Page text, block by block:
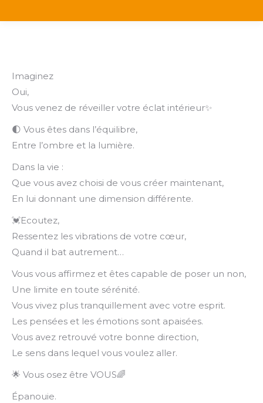
Imaginez
Oui,
Vous venez de réveiller votre éclat intérieur✨
🌓 Vous êtes dans l’équilibre,
Entre l’ombre et la lumière.
Dans la vie :
Que vous avez choisi de vous créer maintenant,
En lui donnant une dimension différente.
💓Ecoutez,
Ressentez les vibrations de votre cœur,
Quand il bat autrement…
Vous vous affirmez et êtes capable de poser un non,
Une limite en toute sérénité.
Vous vivez plus tranquillement avec votre esprit.
Les pensées et les émotions sont apaisées.
Vous avez retrouvé votre bonne direction,
Le sens dans lequel vous voulez aller.
🌟 Vous osez être VOUS🌈
Épanouie.